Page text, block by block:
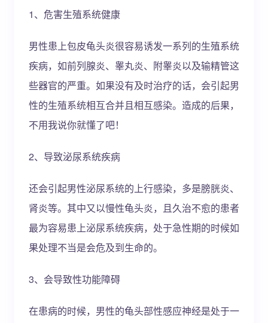
1、危害生殖系统健康
男性患上包皮龟头炎很容易诱发一系列的生殖系统
疾病，如前列腺炎、睾丸炎、附睾炎以及输精管这
些器官的严重。如果没有及时治疗的话，会引起男
性的生殖系统相互合并且相互感染。造成的后果，
不用我说你就懂了吧！
2、导致泌尿系统疾病
还会引起男性泌尿系统的上行感染，多是膀胱炎、
肾炎等。其中又以慢性龟头炎，且久治不愈的患者
最为容易患上泌尿系统疾病，处于急性期的时候如
果处理不当是会危及到生命的。
3、会导致性功能障碍
在患病的时候，男性的龟头部性感应神经是处于一